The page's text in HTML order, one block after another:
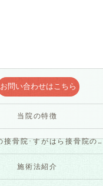
お問い合わせはこちら
当院の特徴
福山市の接骨院･すがはら接骨院の評判
施術法紹介